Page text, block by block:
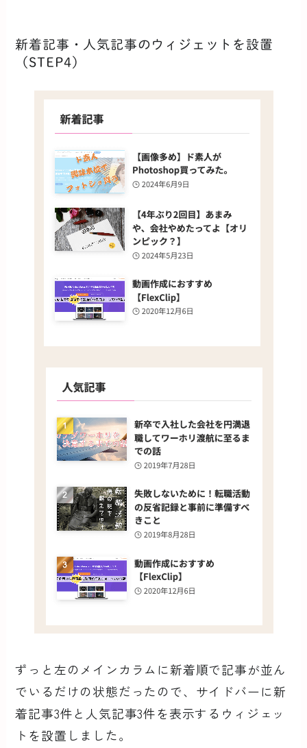
新着記事・人気記事のウィジェットを設置
（STEP4）
ずっと左のメインカラムに新着順で記事が並ん
でいるだけの状態だったので、サイドバーに新
着記事3件と人気記事3件を表示するウィジェッ
トを設置しました。